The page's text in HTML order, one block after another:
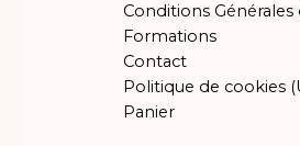
Conditions Générales
Formations
Contact
Politique de cookies
Panier